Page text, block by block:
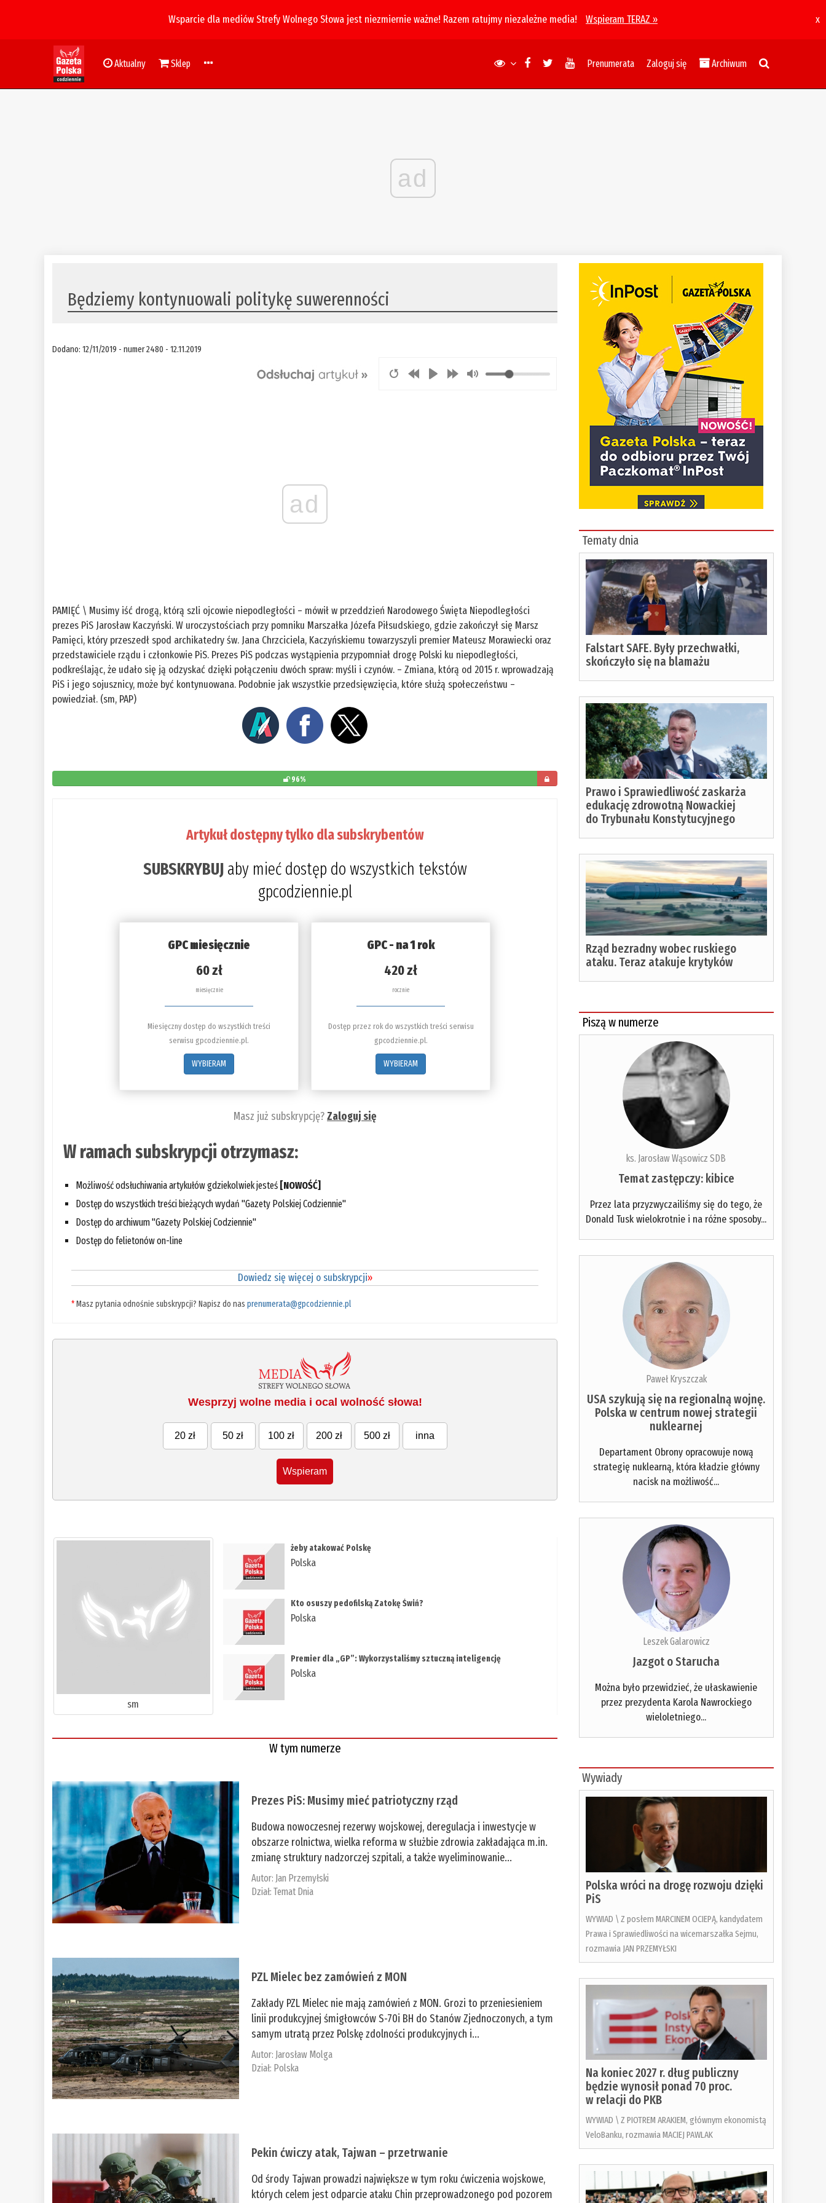
Wsparcie dla mediów Strefy Wolnego Słowa jest niezmiernie ważne! Razem ratujmy niezależne media! Wspieram TERAZ » x
Aktualny Sklep Prenumerata Zaloguj się Archiwum
ad
​Będziemy kontynuowali politykę suwerenności
Dodano: 12/11/2019 - numer 2480 - 12.11.2019
ad
PAMIĘĆ \ Musimy iść drogą, którą szli ojcowie niepodległości – mówił w przeddzień Narodowego Święta Niepodległości
prezes PiS Jarosław Kaczyński. W uroczystościach przy pomniku Marszałka Józefa Piłsudskiego, gdzie zakończył się Marsz
Pamięci, który przeszedł spod archikatedry św. Jana Chrzciciela, Kaczyńskiemu towarzyszyli premier Mateusz Morawiecki oraz
przedstawiciele rządu i członkowie PiS. Prezes PiS podczas wystąpienia przypomniał drogę Polski ku niepodległości,
podkreślając, że udało się ją odzyskać dzięki połączeniu dwóch spraw: myśli i czynów. – Zmiana, którą od 2015 r. wprowadzają
PiS i jego sojusznicy, może być kontynuowana. Podobnie jak wszystkie przedsięwzięcia, które służą społeczeństwu –
powiedział. (sm, PAP)
96%
Artykuł dostępny tylko dla subskrybentów
SUBSKRYBUJaby mieć dostęp do wszystkich tekstów
gpcodziennie.pl
GPC miesięcznie
60 zł
miesięcznie
Miesięczny dostęp do wszystkich treści
serwisu gpcodziennie.pl.
WYBIERAM
GPC - na 1 rok
420 zł
rocznie
Dostęp przez rok do wszystkich treści serwisu
gpcodziennie.pl.
WYBIERAM
Masz już subskrypcję?Zaloguj się
W ramach subskrypcji otrzymasz:
Możliwość odsłuchiwania artykułów gdziekolwiek jesteś [NOWOŚĆ]
Dostęp do wszystkich treści bieżących wydań "Gazety Polskiej Codziennie"
Dostęp do archiwum "Gazety Polskiej Codziennie"
Dostęp do felietonów on-line
Dowiedz się więcej o subskrypcji»
*Masz pytania odnośnie subskrypcji? Napisz do nasprenumerata@gpcodziennie.pl
Wesprzyj wolne media i ocal wolność słowa!
20 zł 50 zł 100 zł 200 zł 500 zł inna
Wspieram
sm
żeby atakować Polskę
Polska
​Kto osuszy pedofilską Zatokę Świń?
Polska
​Premier dla „GP”: Wykorzystaliśmy sztuczną inteligencję
Polska
W tym numerze
Prezes PiS: Musimy mieć patriotyczny rząd
Budowa nowoczesnej rezerwy wojskowej, deregulacja i inwestycje w
obszarze rolnictwa, wielka reforma w służbie zdrowia zakładająca m.in.
zmianę struktury nadzorczej szpitali, a także wyeliminowanie...
Autor: Jan Przemyłski
Dział:Temat Dnia
PZL Mielec bez zamówień z MON
Zakłady PZL Mielec nie mają zamówień z MON. Grozi to przeniesieniem
linii produkcyjnej śmigłowców S-70i BH do Stanów Zjednoczonych, a tym
samym utratą przez Polskę zdolności produkcyjnych i...
Autor: Jarosław Molga
Dział: Polska
Pekin ćwiczy atak, Tajwan – przetrwanie
Od środy Tajwan prowadzi największe w tym roku ćwiczenia wojskowe,
których celem jest odparcie ataku Chin przeprowadzonego pod pozorem
Tematy dnia
Falstart SAFE. Były przechwałki,
skończyło się na blamażu
Prawo i Sprawiedliwość zaskarża
edukację zdrowotną Nowackiej
do Trybunału Konstytucyjnego
Rząd bezradny wobec ruskiego
ataku. Teraz atakuje krytyków
Piszą w numerze
ks. Jarosław Wąsowicz SDB
Temat zastępczy: kibice
Przez lata przyzwyczailiśmy się do tego, że
Donald Tusk wielokrotnie i na różne sposoby...
Paweł Kryszczak
USA szykują się na regionalną wojnę.
Polska w centrum nowej strategii
nuklearnej
Departament Obrony opracowuje nową
strategię nuklearną, która kładzie główny
nacisk na możliwość...
Leszek Galarowicz
Jazgot o Starucha
Można było przewidzieć, że ułaskawienie
przez prezydenta Karola Nawrockiego
wieloletniego...
Wywiady
Polska wróci na drogę rozwoju dzięki
PiS
WYWIAD \ Z posłem MARCINEM OCIEPĄ, kandydatem
Prawa i Sprawiedliwości na wicemarszałka Sejmu,
rozmawia JAN PRZEMYŁSKI
Na koniec 2027 r. dług publiczny
będzie wynosił ponad 70 proc.
w relacji do PKB
WYWIAD \ Z PIOTREM ARAKIEM, głównym ekonomistą
VeloBanku, rozmawia MACIEJ PAWLAK